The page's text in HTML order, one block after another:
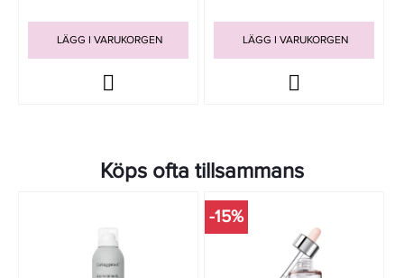
LÄGG I VARUKORGEN LÄGG I VARUKORGEN
Köps ofta tillsammans
-15%